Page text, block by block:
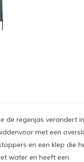
de regenjas verandert
met een
en een klep die
water en heeft een